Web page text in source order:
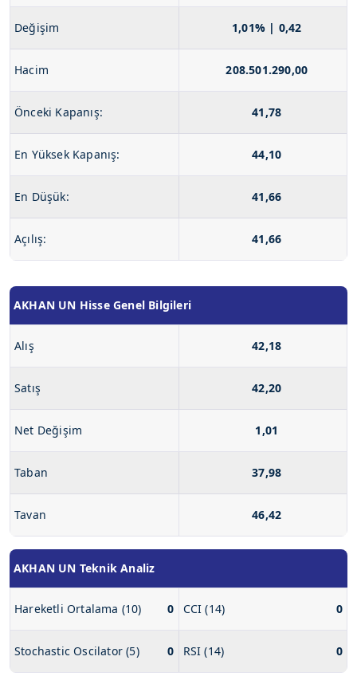
Değişim 1,01% | 0,42
Hacim 208.501.290,00
Önceki Kapanış: 41,78
En Yüksek Kapanış: 44,10
En Düşük: 41,66
Açılış: 41,66
AKHAN UN Hisse Genel Bilgileri
Alış 42,18
Satış 42,20
Net Değişim 1,01
Taban 37,98
Tavan 46,42
AKHAN UN Teknik Analiz
Hareketli Ortalama (10) 0 CCI (14) 0
Stochastic Oscilator (5) 0 RSI (14) 0